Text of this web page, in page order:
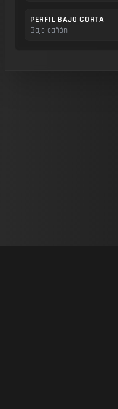
PERFIL BAJO CORTA
Bajo cañón